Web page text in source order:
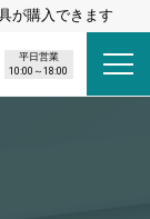
が購入できます
平日営業
10:00～18:00